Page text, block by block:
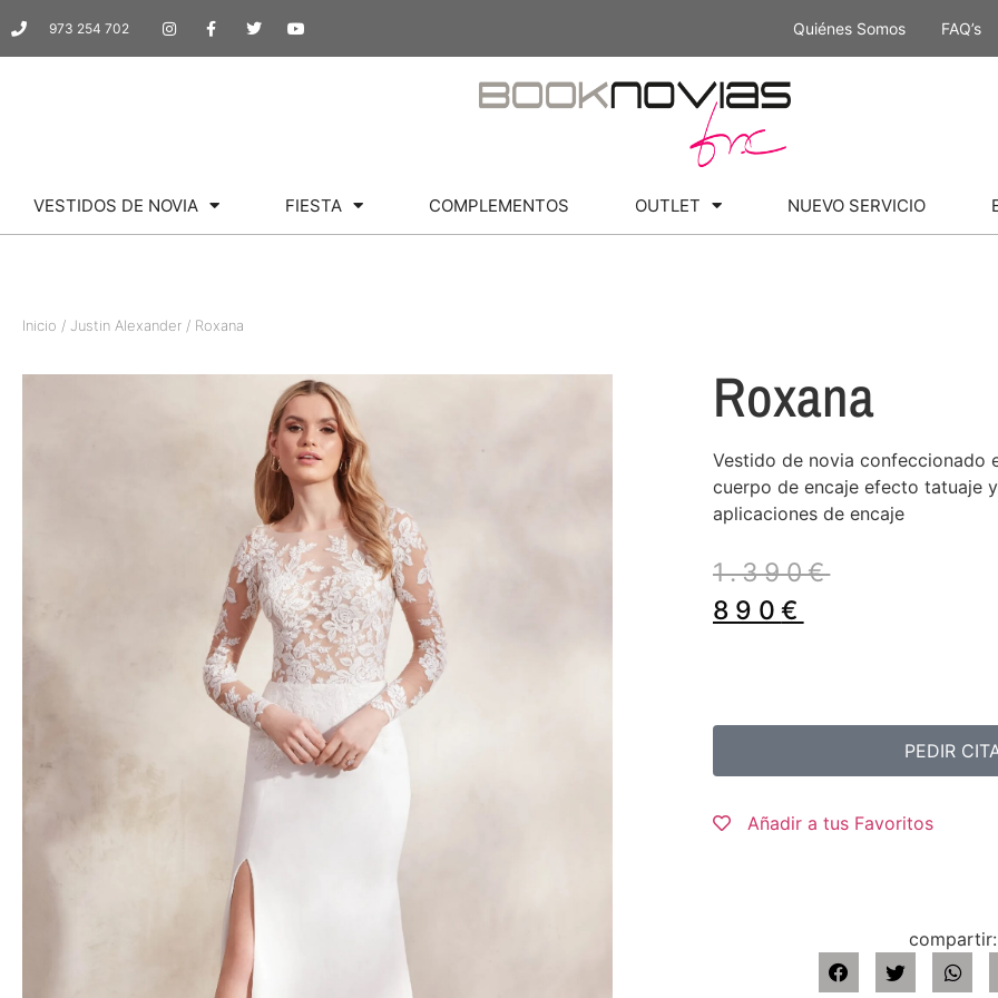
973 254 702 Quiénes Somos FAQ’s
VESTIDOS DE NOVIA FIESTA COMPLEMENTOS OUTLET NUEVO SERVICIO
Inicio / Justin Alexander / Roxana
Roxana
Vestido de novia confeccionado
cuerpo de encaje efecto tatuaje
aplicaciones de encaje
1.390€
890€
PEDIR
Añadir a tus Favoritos
compartir: